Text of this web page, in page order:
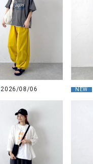
2026/08/06 NEW